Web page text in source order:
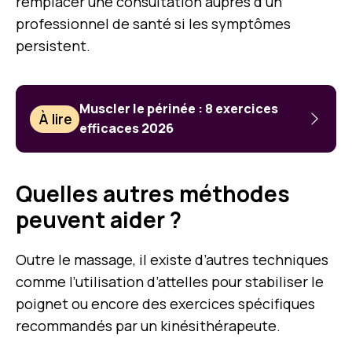
professionnel de santé si les symptômes
persistent.
À lire
Muscler le périnée : 8 exercices
efficaces 2026
Quelles autres méthodes
peuvent aider ?
Outre le massage, il existe d’autres techniques
comme l’utilisation d’attelles pour stabiliser le
poignet ou encore des exercices spécifiques
recommandés par un kinésithérapeute.